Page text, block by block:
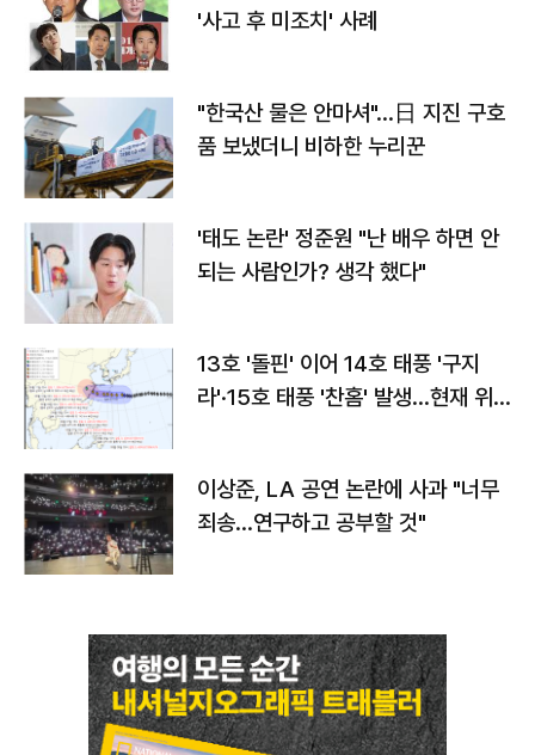
'사고 후 미조치' 사례
"한국산 물은 안마셔"…日 지진 구호
품 보냈더니 비하한 누리꾼
'태도 논란' 정준원 "난 배우 하면 안
되는 사람인가? 생각 했다"
13호 '돌핀' 이어 14호 태풍 '구지
라'·15호 태풍 '찬홈' 발생…현재 위
이상준, LA 공연 논란에 사과 "너무
죄송…연구하고 공부할 것"